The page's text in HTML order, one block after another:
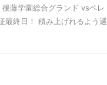
藤学園総合グランド vsペレ
終日！ 積み上げれるよう選